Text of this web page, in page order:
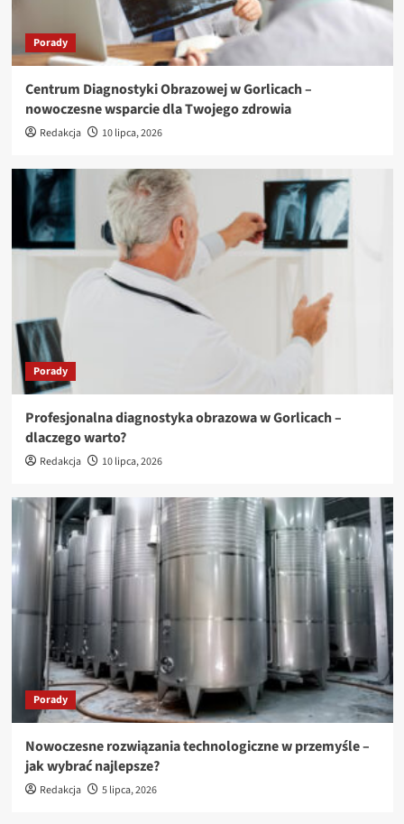
Porady
Centrum Diagnostyki Obrazowej w Gorlicach –
nowoczesne wsparcie dla Twojego zdrowia
Redakcja 10 lipca, 2026
Porady
Profesjonalna diagnostyka obrazowa w Gorlicach –
dlaczego warto?
Redakcja 10 lipca, 2026
Porady
Nowoczesne rozwiązania technologiczne w przemyśle –
jak wybrać najlepsze?
Redakcja 5 lipca, 2026